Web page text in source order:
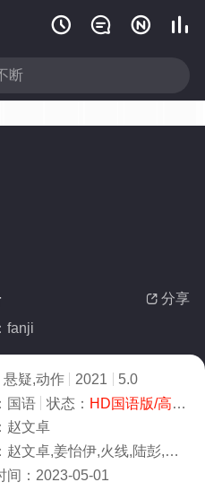
   
 分享
fanji
悬疑,动作 2021
5.0
国语 状态： HD国语版/高清
赵文卓
赵文卓,姜怡伊,火线,陆彭,杰古,帕丽,宋撼寰
间： 2023-05-01